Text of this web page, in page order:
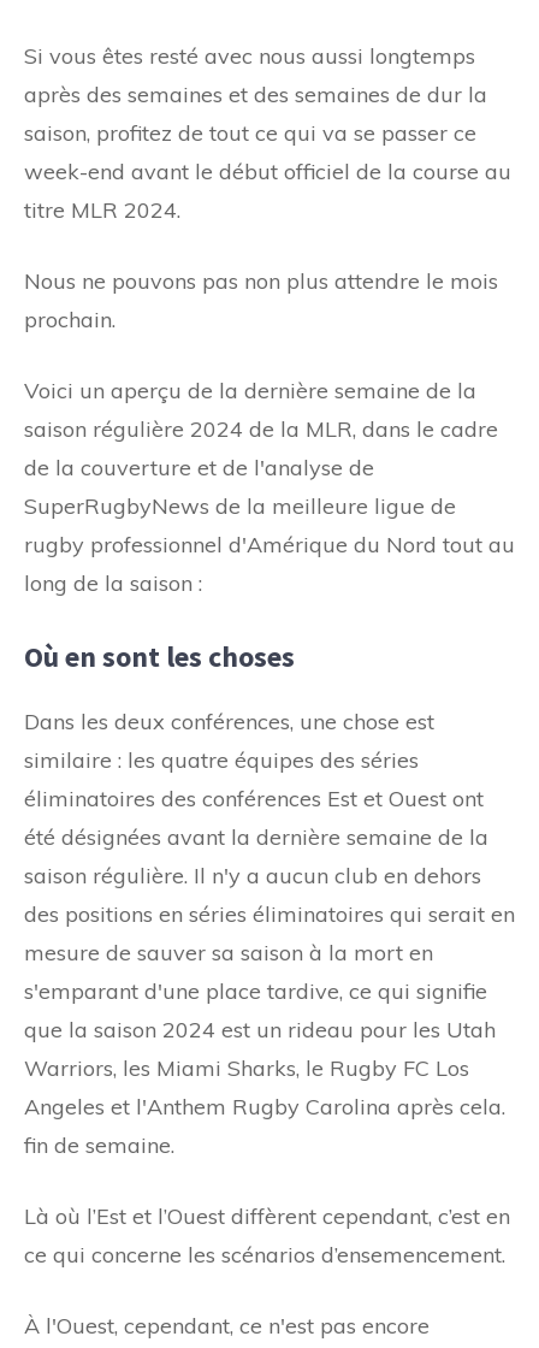
Si vous êtes resté avec nous aussi longtemps
après des semaines et des semaines de dur la
saison, profitez de tout ce qui va se passer ce
week-end avant le début officiel de la course au
titre MLR 2024.
Nous ne pouvons pas non plus attendre le mois
prochain.
Voici un aperçu de la dernière semaine de la
saison régulière 2024 de la MLR, dans le cadre
de la couverture et de l'analyse de
SuperRugbyNews de la meilleure ligue de
rugby professionnel d'Amérique du Nord tout au
long de la saison :
Où en sont les choses
Dans les deux conférences, une chose est
similaire : les quatre équipes des séries
éliminatoires des conférences Est et Ouest ont
été désignées avant la dernière semaine de la
saison régulière. Il n'y a aucun club en dehors
des positions en séries éliminatoires qui serait en
mesure de sauver sa saison à la mort en
s'emparant d'une place tardive, ce qui signifie
que la saison 2024 est un rideau pour les Utah
Warriors, les Miami Sharks, le Rugby FC Los
Angeles et l'Anthem Rugby Carolina après cela.
fin de semaine.
Là où l’Est et l’Ouest diffèrent cependant, c’est en
ce qui concerne les scénarios d’ensemencement.
À l'Ouest, cependant, ce n'est pas encore